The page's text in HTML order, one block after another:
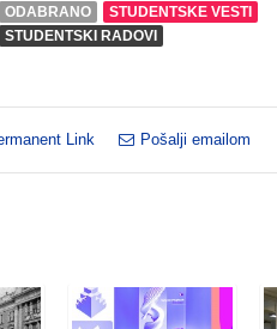
ODABRANO
STUDENTSKE VESTI
STUDENTSKI RADOVI
Link Pošalji emailom